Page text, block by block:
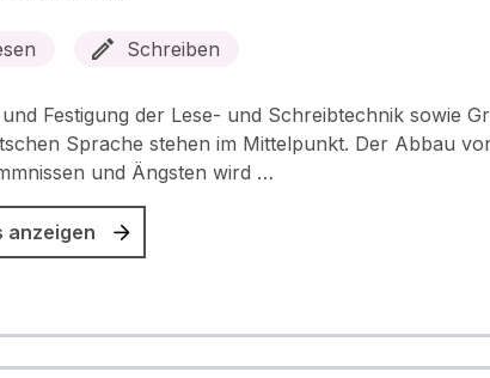
Schreiben
Festigung der Lese- und Schreibtechnik sowie
Sprache stehen im Mittelpunkt. Der Abbau
und Ängsten wird …
anzeigen